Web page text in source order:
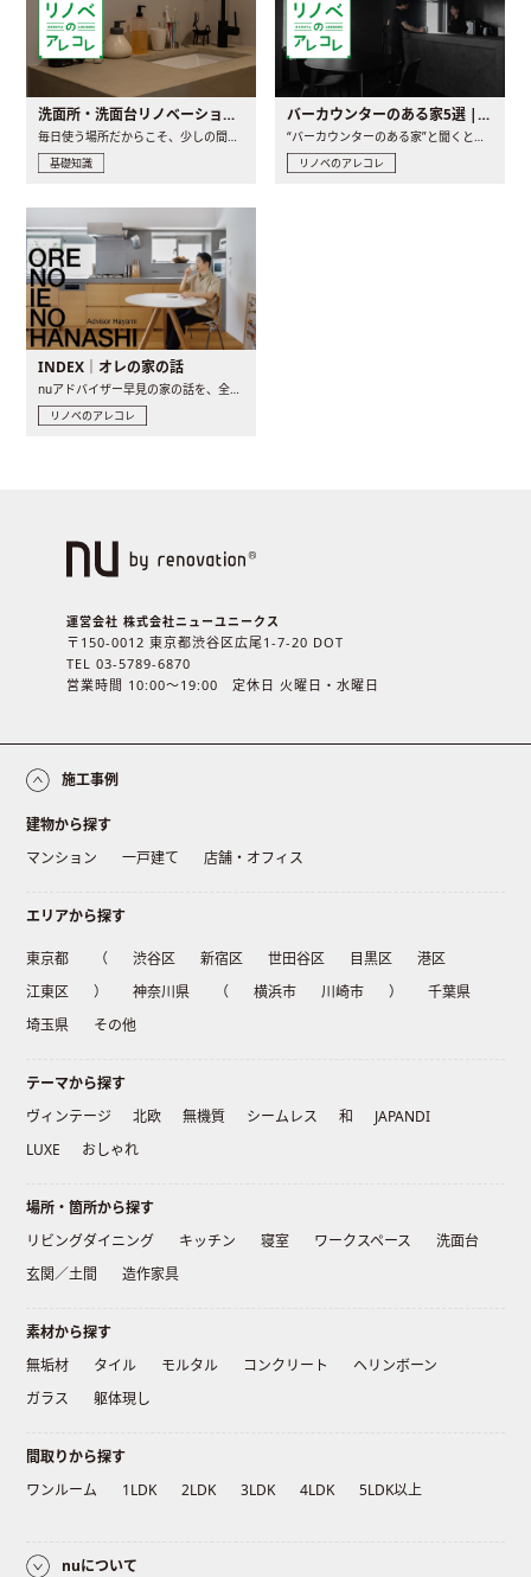
洗面所・洗面台リノベーションの事例と間取りアイデア
毎日使う場所だからこそ、少しの間取りの工夫や素材の選び方で..
基礎知識
バーカウンターのある家5選 | 日常に馴染む“距離の近い”キッチンとは
“バーカウンターのある家”と聞くと、少し特別な、大人のための..
リノベのアレコレ
INDEX｜オレの家の話
リノベのアレコレ
運営会社 株式会社ニューユニークス
〒150-0012 東京都渋谷区広尾1-7-20 DOT
TEL 03-5789-6870
営業時間 10:00〜19:00 定休日 火曜日・水曜日
施工事例
建物から探す
マンション
一戸建て 店舗・オフィス
エリアから探す
東京都 （ 渋谷区 新宿区 世田谷区 目黒区
港区
江東区
） 神奈川県 （ 横浜市 川崎市 ）
千葉県
埼玉県
その他
テーマから探す
ヴィンテージ
北欧 無機質 シームレス 和
JAPANDI
LUXE
おしゃれ
場所・箇所から探す
リビングダイニング
キッチン 寝室 ワークスペース
洗面台
玄関／土間
造作家具
素材から探す
無垢材
タイル モルタル コンクリート
ヘリンボーン
ガラス
躯体現し
間取りから探す
ワンルーム
1LDK 2LDK 3LDK 4LDK 5LDK以上
nuについて